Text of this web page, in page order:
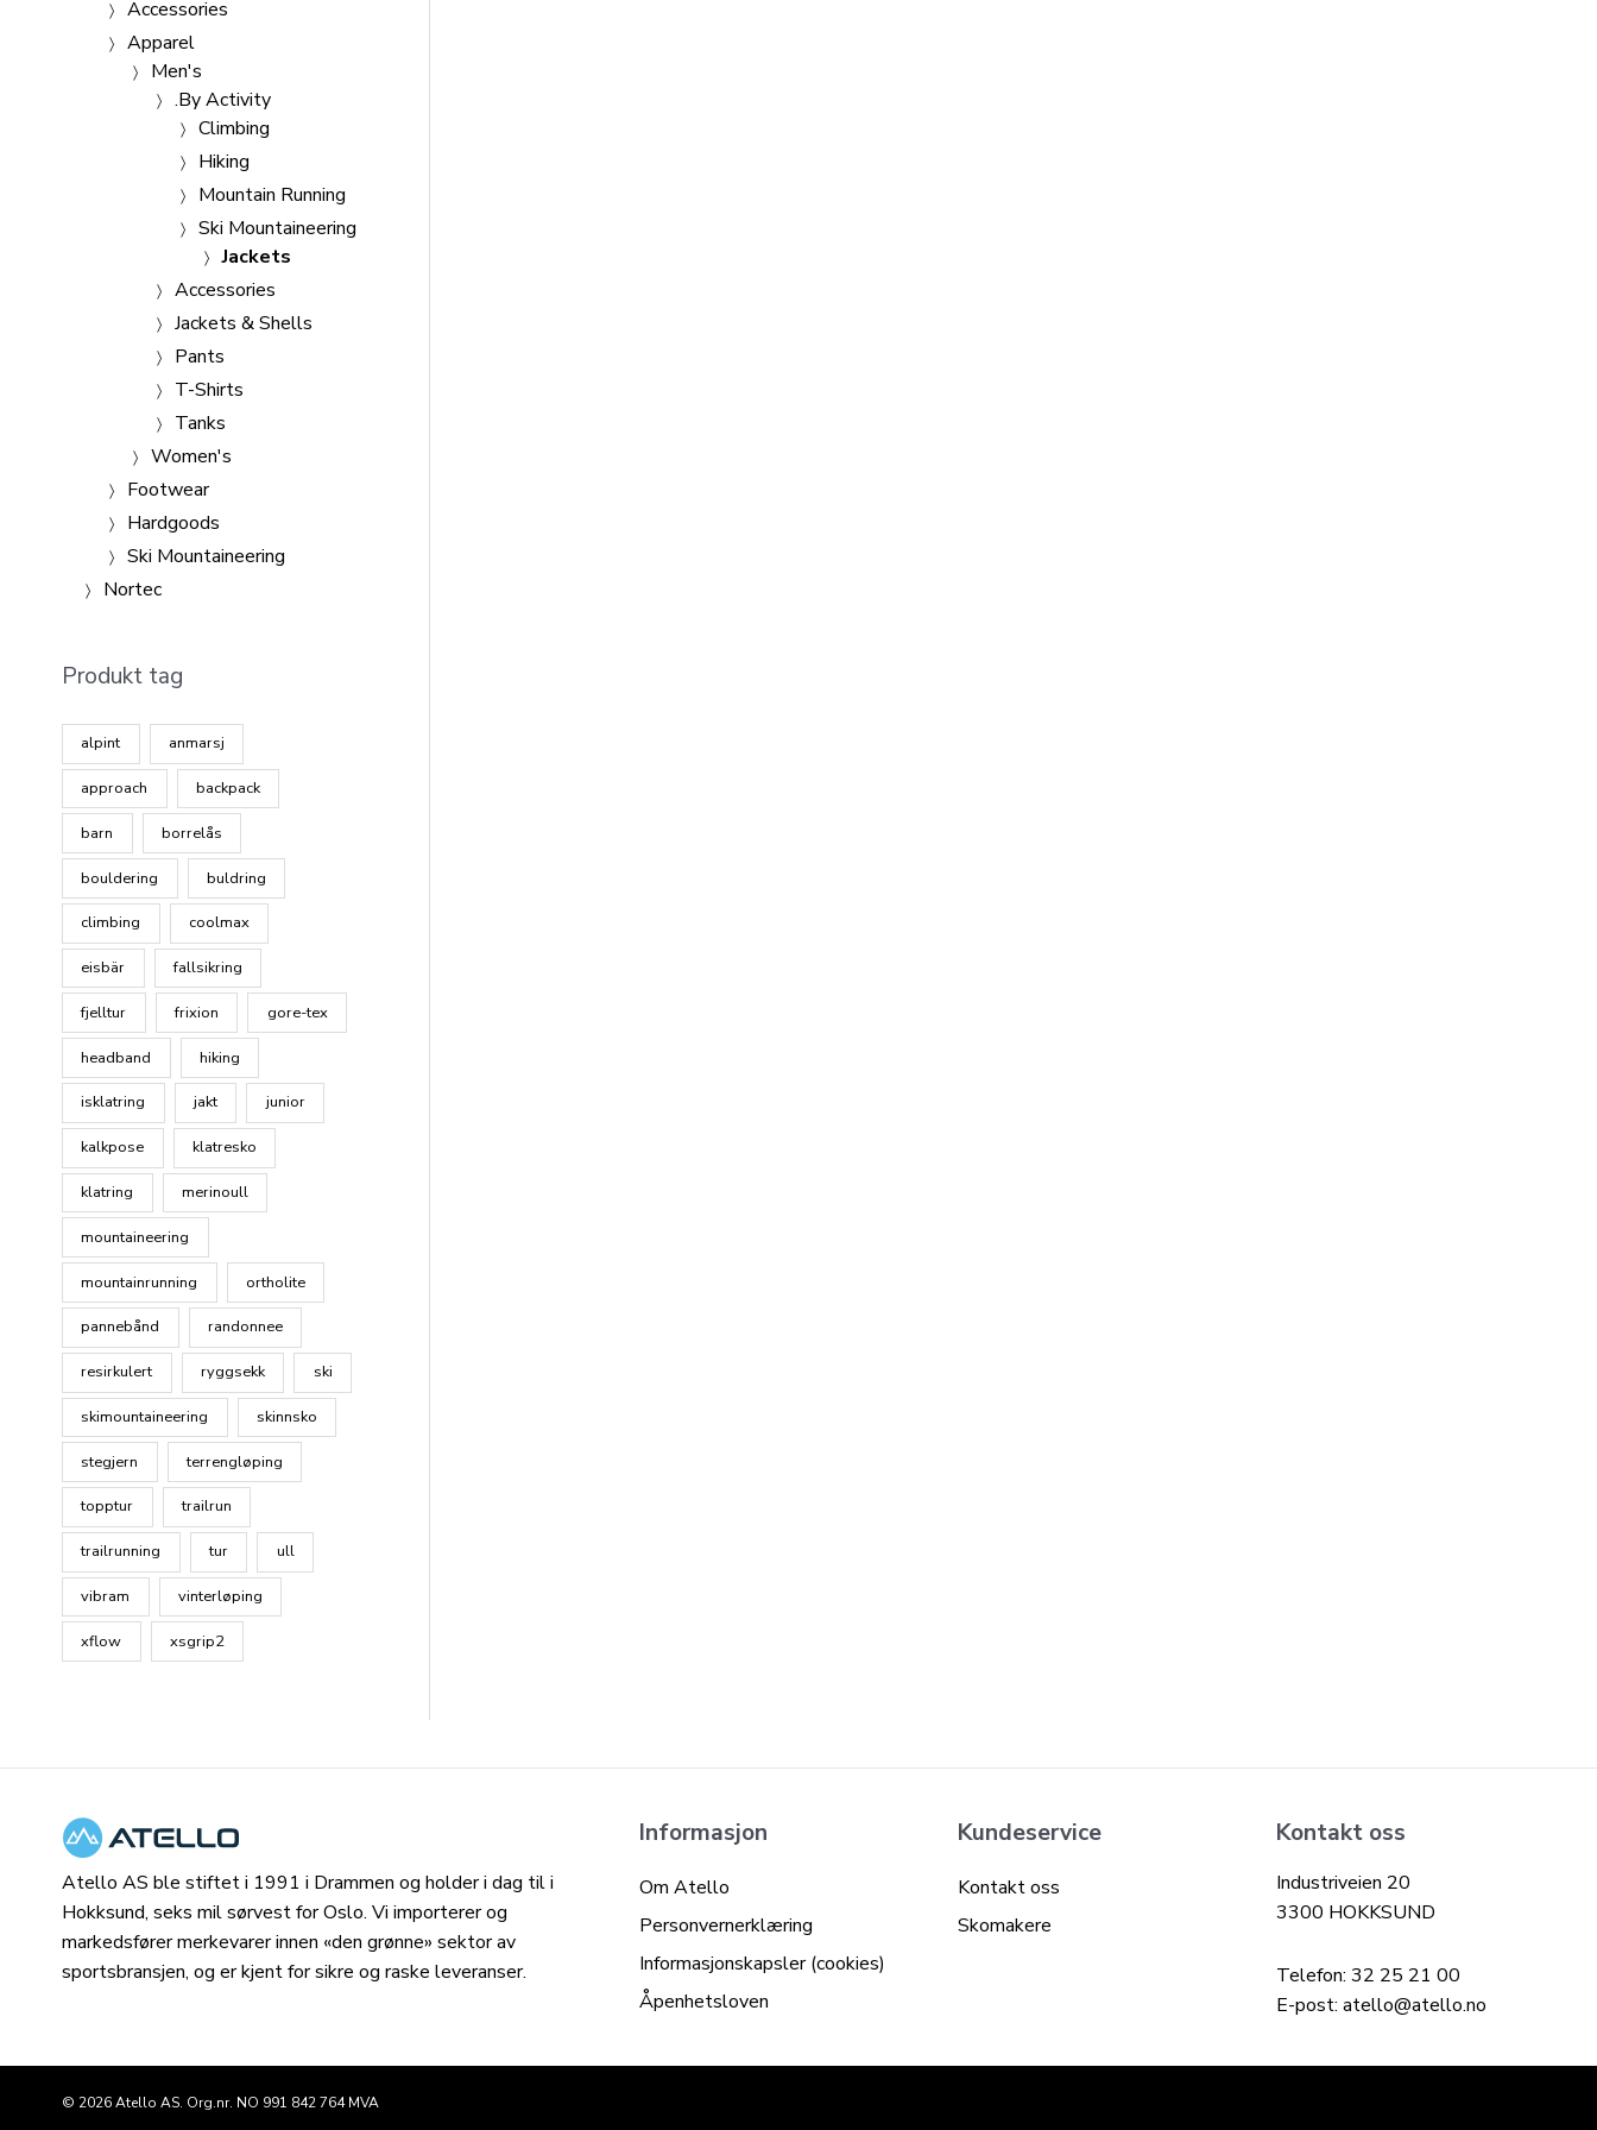
Accessories
Apparel
Men's
.By Activity
Climbing
Hiking
Mountain Running
Ski Mountaineering
Jackets
Accessories
Jackets & Shells
Pants
T-Shirts
Tanks
Women's
Footwear
Hardgoods
Ski Mountaineering
Nortec
Produkt tag
alpint anmarsj
approach backpack
barn borrelås
bouldering buldring
climbing coolmax
eisbär fallsikring
fjelltur frixion gore-tex
headband hiking
isklatring jakt junior
kalkpose klatresko
klatring merinoull
mountaineering
mountainrunning ortholite
pannebånd randonnee
resirkulert ryggsekk ski
skimountaineering skinnsko
stegjern terrengløping
topptur trailrun
trailrunning tur ull
vibram vinterløping
xflow xsgrip2
Atello AS ble stiftet i 1991 i Drammen og holder i dag til i
Hokksund, seks mil sørvest for Oslo. Vi importerer og
markedsfører merkevarer innen «den grønne» sektor av
sportsbransjen, og er kjent for sikre og raske leveranser.
Informasjon
Om Atello
Personvernerklæring
Informasjonskapsler (cookies)
Åpenhetsloven
Kundeservice
Kontakt oss
Skomakere
Kontakt oss
Industriveien 20
3300 HOKKSUND
Telefon: 32 25 21 00
E-post: atello@atello.no
© 2026 Atello AS. Org.nr. NO 991 842 764 MVA